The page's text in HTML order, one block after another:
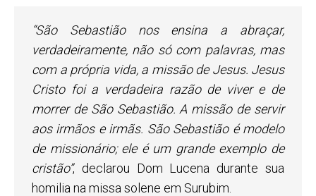
“São Sebastião nos ensina a abraçar,
verdadeiramente, não só com palavras, mas
com a própria vida, a missão de Jesus. Jesus
Cristo foi a verdadeira razão de viver e de
morrer de São Sebastião. A missão de servir
aos irmãos e irmãs. São Sebastião é modelo
de missionário; ele é um grande exemplo de
cristão”, declarou Dom Lucena durante sua
homilia na missa solene em Surubim.